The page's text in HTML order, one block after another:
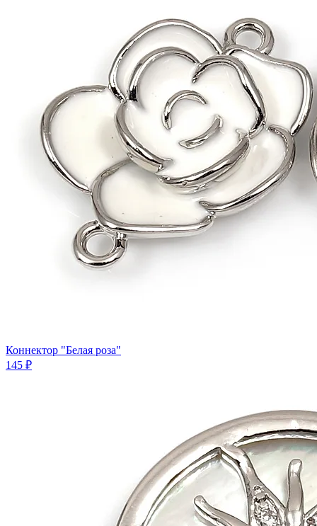
Коннектор "Белая роза"
145 ₽